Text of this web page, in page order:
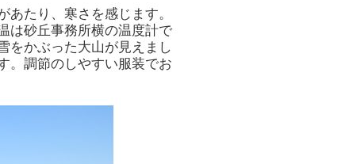
たり、寒さを感じます。
は砂丘事務所横の温度計で
をかぶった大山が見えまし
。調節のしやすい服装でお